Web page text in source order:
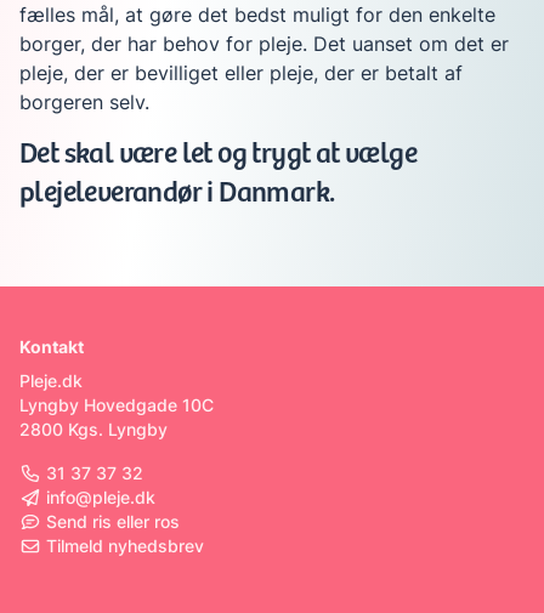
fælles mål, at gøre det bedst muligt for den enkelte
borger, der har behov for pleje. Det uanset om det er
pleje, der er bevilliget eller pleje, der er betalt af
borgeren selv.
Det skal være let og trygt at vælge
plejeleverandør i Danmark.
Kontakt
Pleje.dk
Lyngby Hovedgade 10C
2800 Kgs. Lyngby
31 37 37 32
info@pleje.dk
Send ris eller ros
Tilmeld nyhedsbrev